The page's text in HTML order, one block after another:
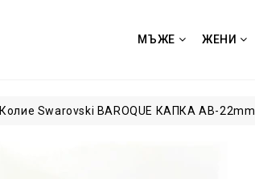
МЪЖЕ ЖЕНИ
Колие Swarovski BAROQUE КАПКА AB-22mm